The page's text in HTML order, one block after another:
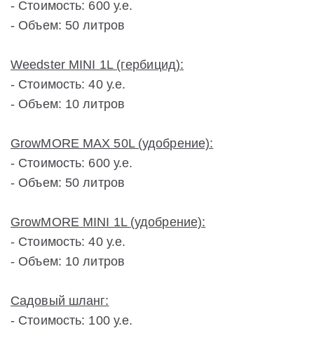
- Стоимость: 600 у.е.
- Объем: 50 литров
Weedster MINI 1L (гербицид):
- Стоимость: 40 у.е.
- Объем: 10 литров
GrowMORE MAX 50L (удобрение):
- Стоимость: 600 у.е.
- Объем: 50 литров
GrowMORE MINI 1L (удобрение):
- Стоимость: 40 у.е.
- Объем: 10 литров
Садовый шланг:
- Стоимость: 100 у.е.